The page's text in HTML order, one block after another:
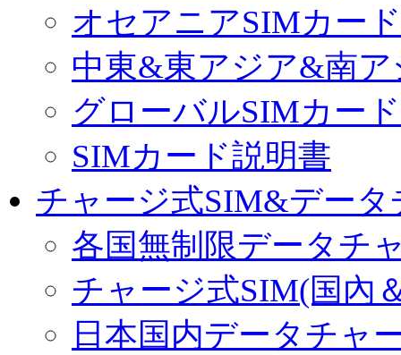
オセアニアSIMカード
中東&東アジア&南
グローバルSIMカード
SIMカード説明書
チャージ式SIM&デー
各国無制限データチ
チャージ式SIM(国內
日本国内データチャ